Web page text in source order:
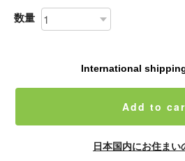
数量
International
Add to
日本国内にお住まい